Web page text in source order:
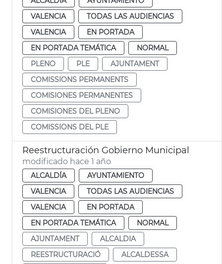
VALENCIA
TODAS LAS AUDIENCIAS
VALENCIA
EN PORTADA
EN PORTADA TEMÁTICA
NORMAL
PLENO
PLE
AJUNTAMENT
COMISSIONS PERMANENTS
COMISIONES PERMANENTES
COMISIONES DEL PLENO
COMISSIONS DEL PLE
Reestructuración Gobierno Municipal
modificado hace 1 año
ALCALDÍA
AYUNTAMIENTO
VALENCIA
TODAS LAS AUDIENCIAS
VALENCIA
EN PORTADA
EN PORTADA TEMÁTICA
NORMAL
AJUNTAMENT
ALCALDIA
REESTRUCTURACIÓ
ALCALDESSA